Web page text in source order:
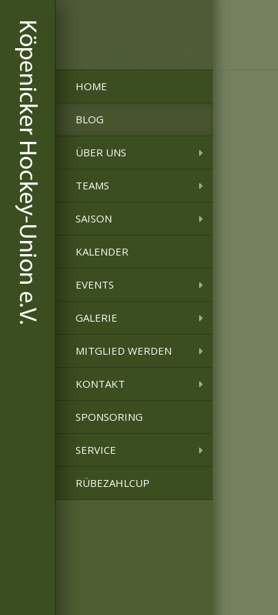
HOME
BLOG
ÜBER UNS
TEAMS
SAISON
KALENDER
EVENTS
GALERIE
MITGLIED WERDEN
KONTAKT
SPONSORING
SERVICE
RÜBEZAHLCUP